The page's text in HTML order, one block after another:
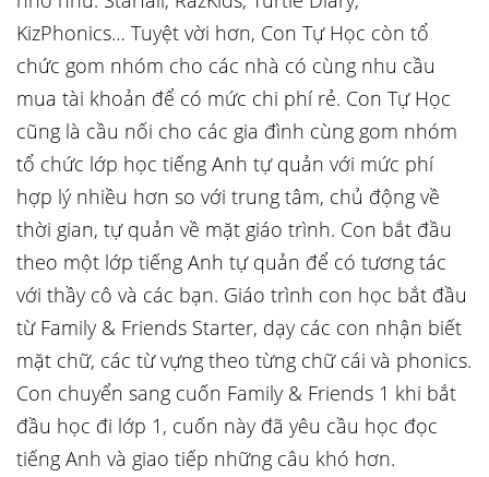
KizPhonics… Tuyệt vời hơn, Con Tự Học còn tổ
chức gom nhóm cho các nhà có cùng nhu cầu
mua tài khoản để có mức chi phí rẻ. Con Tự Học
cũng là cầu nối cho các gia đình cùng gom nhóm
tổ chức lớp học tiếng Anh tự quản với mức phí
hợp lý nhiều hơn so với trung tâm, chủ động về
thời gian, tự quản về mặt giáo trình. Con bắt đầu
theo một lớp tiếng Anh tự quản để có tương tác
với thầy cô và các bạn. Giáo trình con học bắt đầu
từ Family & Friends Starter, dạy các con nhận biết
mặt chữ, các từ vựng theo từng chữ cái và phonics.
Con chuyển sang cuốn Family & Friends 1 khi bắt
đầu học đi lớp 1, cuốn này đã yêu cầu học đọc
tiếng Anh và giao tiếp những câu khó hơn.